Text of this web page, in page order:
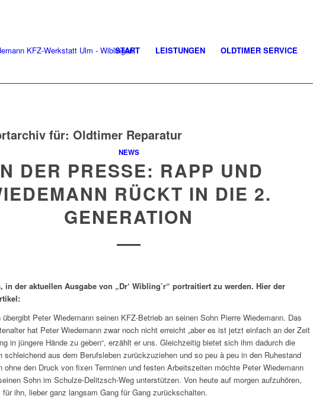
START LEISTUNGEN OLDTIMER SERVICE
für: Oldtimer Reparatur
NEWS
DER PRESSE: RAPP UND
RÜCKT IN DIE 2.
GENERATION
in der aktuellen Ausgabe von „Dr‘ Wibling’r“ portraitiert zu werden. Hier der
übergibt Peter Wiedemann seinen KFZ-Betrieb an seinen Sohn Pierre Wiedemann. Das
hat Peter Wiedemann zwar noch nicht erreicht „aber es ist jetzt einfach an der Zeit
in jüngere Hände zu geben“, erzählt er uns. Gleichzeitig bietet sich ihm dadurch die
schleichend aus dem Berufsleben zurückzuziehen und so peu à peu in den Ruhestand
ohne den Druck von fixen Terminen und festen Arbeitszeiten möchte Peter Wiedemann
Sohn im Schulze-Delitzsch-Weg unterstützen. Von heute auf morgen aufzuhören,
ihn, lieber ganz langsam Gang für Gang zurückschalten.